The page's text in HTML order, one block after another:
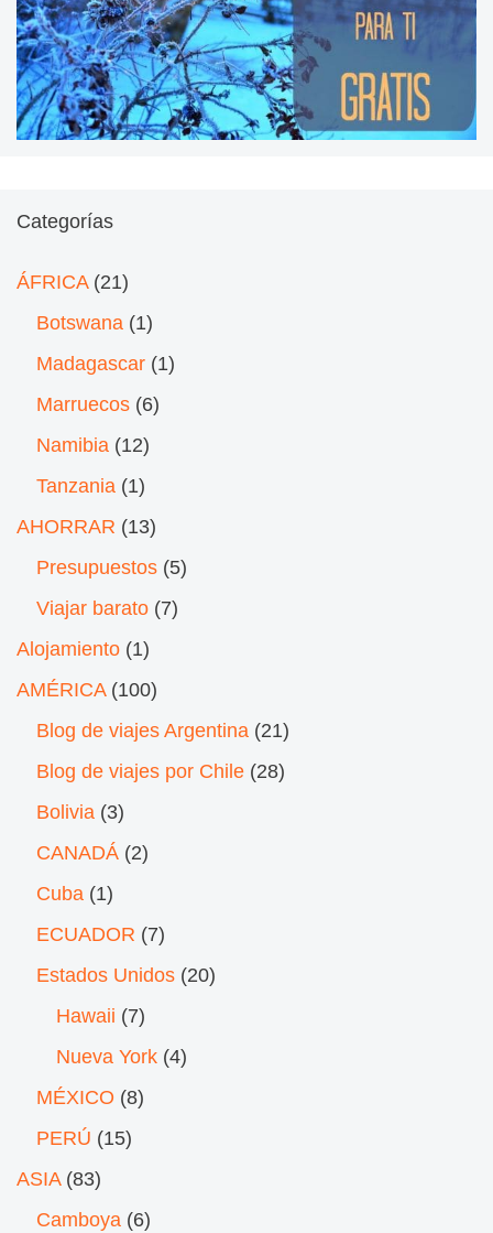
Categorías
ÁFRICA(21)
Botswana (1)
Madagascar (1)
Marruecos (6)
Namibia (12)
Tanzania (1)
AHORRAR (13)
Presupuestos (5)
Viajar barato (7)
Alojamiento (1)
AMÉRICA(100)
Blog de viajes Argentina (21)
Blog de viajes por Chile (28)
Bolivia (3)
CANADÁ (2)
Cuba (1)
ECUADOR (7)
Estados Unidos (20)
Hawaii (7)
Nueva York (4)
MÉXICO (8)
PERÚ (15)
ASIA(83)
Camboya (6)